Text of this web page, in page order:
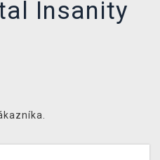
Insanity